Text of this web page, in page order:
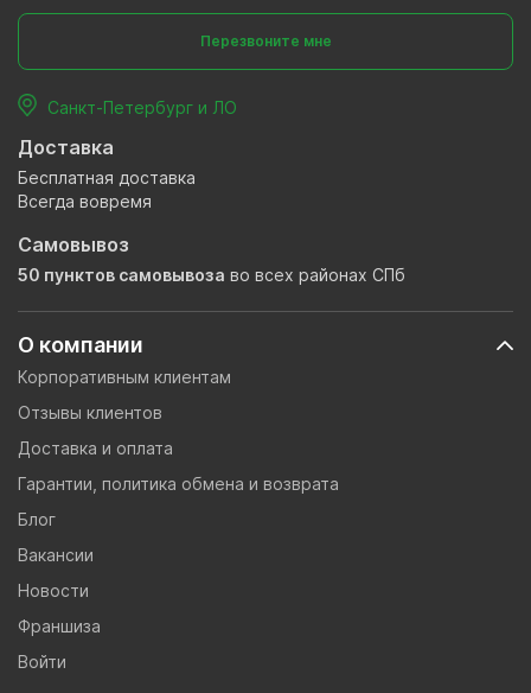
О компании
Корпоративным клиентам
Отзывы клиентов
Доставка и оплата
Гарантии, политика обмена и возврата
Блог
Вакансии
Новости
Франшиза
Войти
Перезвоните мне
Санкт-Петербург и ЛО
Доставка
Бесплатная доставка
Всегда вовремя
Самовывоз
50 пунктов самовывоза во всех районах СПб